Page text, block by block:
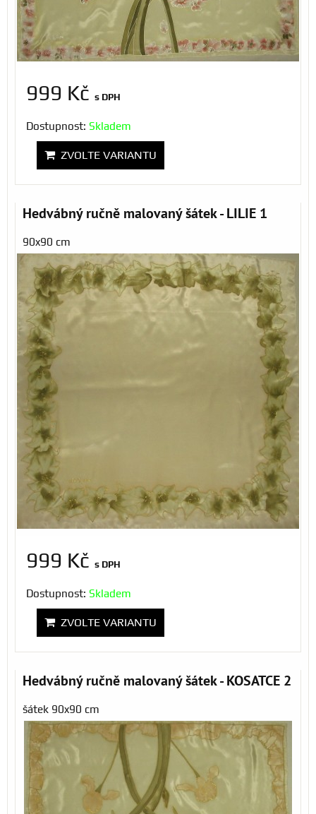
999 Kč s DPH
Dostupnost: Skladem
ZVOLTE VARIANTU
Hedvábný ručně malovaný šátek - LILIE 1
90x90 cm
999 Kč s DPH
Dostupnost: Skladem
ZVOLTE VARIANTU
Hedvábný ručně malovaný šátek - KOSATCE 2
šátek 90x90 cm